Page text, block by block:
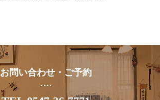
お問い合わせ・ご予約